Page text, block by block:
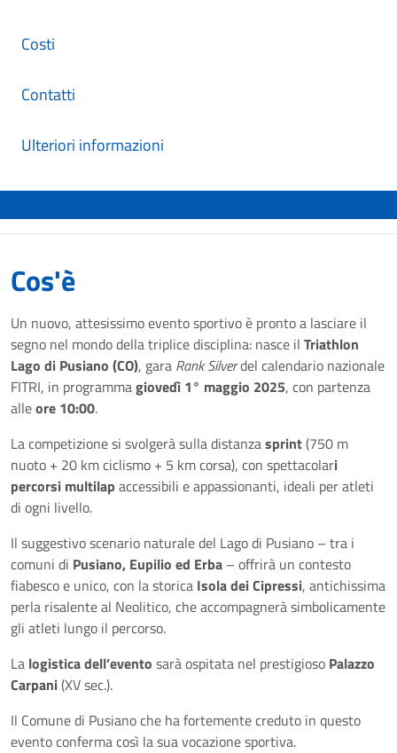
Costi
Contatti
Ulteriori informazioni
Cos'è
Un nuovo, attesissimo evento sportivo è pronto a lasciare il
segno nel mondo della triplice disciplina: nasce il Triathlon
Lago di Pusiano (CO), gara Rank Silverdel calendario nazionale
FITRI, in programmagiovedì 1° maggio 2025, con partenza
alleore 10:00.
La competizione si svolgerà sulla distanzasprint(750 m
nuoto + 20 km ciclismo + 5 km corsa), con spettacolari
percorsi multilap accessibili e appassionanti, ideali per atleti
di ogni livello.
Il suggestivo scenario naturale del Lago di Pusiano – tra i
comuni di Pusiano, Eupilio ed Erba – offrirà un contesto
fiabesco e unico, con la storica Isola dei Cipressi, antichissima
perla risalente al Neolitico, che accompagnerà simbolicamente
gli atleti lungo il percorso.
La logistica dell’evento sarà ospitata nel prestigioso Palazzo
Carpani(XV sec.).
Il Comune di Pusiano che ha fortemente creduto in questo
evento conferma così la sua vocazione sportiva.